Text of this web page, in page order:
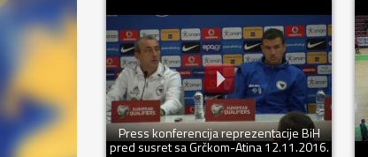
Press konferencija reprezentacije BiH
pred susret sa Grčkom-Atina 12.11.2016.